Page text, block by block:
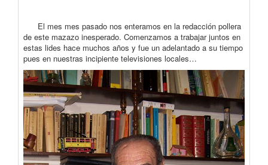
El mes mes pasado nos enteramos en la redacción pollera
de este mazazo inesperado. Comenzamos a trabajar juntos en
estas lides hace muchos años y fue un adelantado a su tiempo
pues en nuestras incipiente televisiones locales…